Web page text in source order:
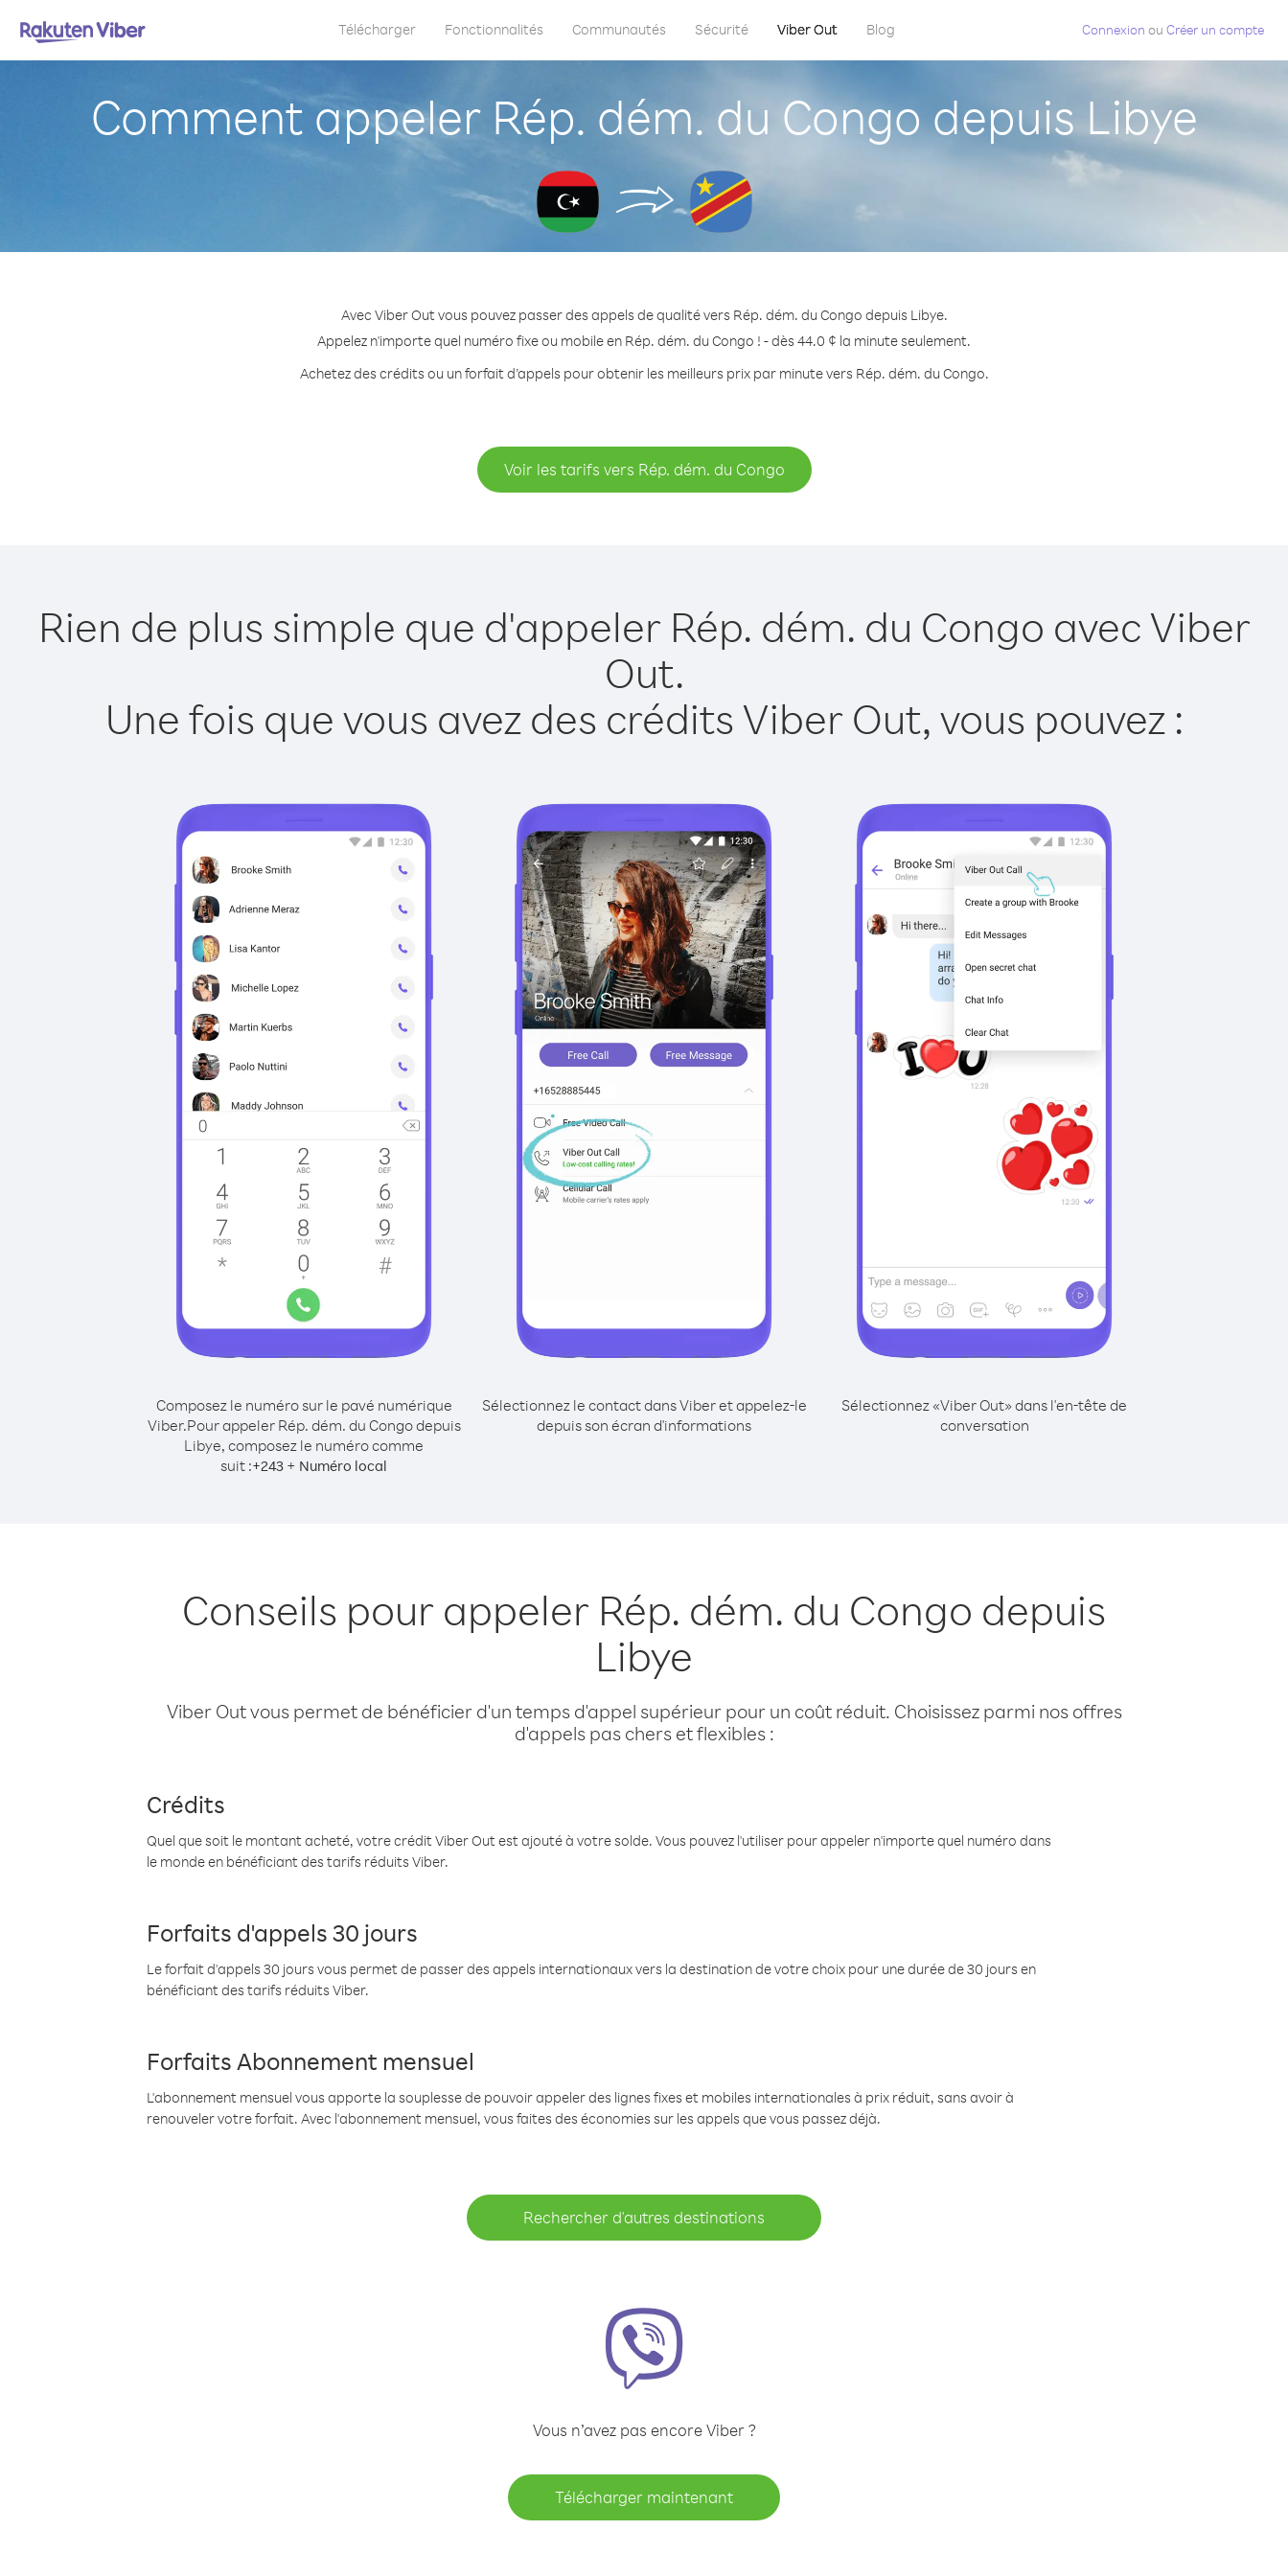
Télécharger Fonctionnalités Communautés Sécurité Viber Out Blog Connexion ou Créer un compte
Comment appeler Rép. dém. du Congo depuis Libye
Avec Viber Out vous pouvez passer des appels de qualité vers Rép. dém. du Congo depuis Libye.
Appelez n'importe quel numéro fixe ou mobile en Rép. dém. du Congo ! - dès 44.0 ¢ la minute seulement.
Achetez des crédits ou un forfait d’appels pour obtenir les meilleurs prix par minute vers Rép. dém. du Congo.
Voir les tarifs vers Rép. dém. du Congo
Rien de plus simple que d'appeler Rép. dém. du Congo avec Viber
Out.
Une fois que vous avez des crédits Viber Out, vous pouvez :
Composez le numéro sur le pavé numérique
Viber.Pour appeler Rép. dém. du Congo depuis
Libye, composez le numéro comme
suit :+243 + Numéro local
Sélectionnez le contact dans Viber et appelez-le
depuis son écran d'informations
Sélectionnez «Viber Out» dans l'en-tête de
conversation
Conseils pour appeler Rép. dém. du Congo depuis
Libye
Viber Out vous permet de bénéficier d'un temps d'appel supérieur pour un coût réduit. Choisissez parmi nos offres
d'appels pas chers et flexibles :
Crédits
Quel que soit le montant acheté, votre crédit Viber Out est ajouté à votre solde. Vous pouvez l'utiliser pour appeler n'importe quel numéro dans
le monde en bénéficiant des tarifs réduits Viber.
Forfaits d'appels 30 jours
Le forfait d'appels 30 jours vous permet de passer des appels internationaux vers la destination de votre choix pour une durée de 30 jours en
bénéficiant des tarifs réduits Viber.
Forfaits Abonnement mensuel
L'abonnement mensuel vous apporte la souplesse de pouvoir appeler des lignes fixes et mobiles internationales à prix réduit, sans avoir à
renouveler votre forfait. Avec l'abonnement mensuel, vous faites des économies sur les appels que vous passez déjà.
Rechercher d'autres destinations
Vous n’avez pas encore Viber ?
Télécharger maintenant